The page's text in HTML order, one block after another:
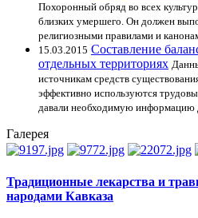
Похоронный обряд во всех
близких умершего. Он должен
религиозными правилами и
15.03.2015 Составление
отдельных территориях
источникам средств
эффективно используются
давали необходимую
Галерея
Традиционные лекарства и
народами Кавказа